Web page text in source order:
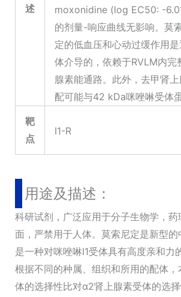
述
moxonidine (log EC50: -
的剂量-响应曲线无影响。莫
定的低血压和心动过缓作用
体介导的，依赖于RVLM内完
腺素能通路。此外，去甲肾
配可能与42 kDa咪唑啉受体蛋
靶
点
I1-R
用途及描述：
科研试剂，广泛应用于分子生物学，
面，严禁用于人体。莫索尼定是新型的
是一种对咪唑啉I1受体具有高度亲和力
根据不同的种属、组织和所用的配体，
体的选择性比对α2肾上腺素受体的选